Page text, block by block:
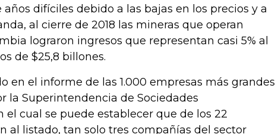
difíciles debido a las bajas en los precios y a
al cierre de 2018 las mineras que operan
lograron ingresos que representan casi 5% al
de $25,8 billones.
en el informe de las 1.000 empresas más grandes
la Superintendencia de Sociedades
el cual se puede establecer que de los 22
al listado, tan solo tres compañías del sector